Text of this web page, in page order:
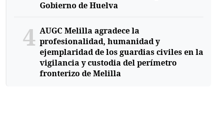
Gobierno de Huelva
4 AUGC Melilla agradece la
profesionalidad, humanidad y
ejemplaridad de los guardias civiles en la
vigilancia y custodia del perímetro
fronterizo de Melilla